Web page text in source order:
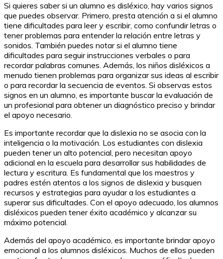
Si quieres saber si un alumno es disléxico, hay varios signos
que puedes observar. Primero, presta atención a si el alumno
tiene dificultades para leer y escribir, como confundir letras o
tener problemas para entender la relación entre letras y
sonidos. También puedes notar si el alumno tiene
dificultades para seguir instrucciones verbales o para
recordar palabras comunes. Además, los niños disléxicos a
menudo tienen problemas para organizar sus ideas al escribir
o para recordar la secuencia de eventos. Si observas estos
signos en un alumno, es importante buscar la evaluación de
un profesional para obtener un diagnóstico preciso y brindar
el apoyo necesario.
Es importante recordar que la dislexia no se asocia con la
inteligencia o la motivación. Los estudiantes con dislexia
pueden tener un alto potencial, pero necesitan apoyo
adicional en la escuela para desarrollar sus habilidades de
lectura y escritura. Es fundamental que los maestros y
padres estén atentos a los signos de dislexia y busquen
recursos y estrategias para ayudar a los estudiantes a
superar sus dificultades. Con el apoyo adecuado, los alumnos
disléxicos pueden tener éxito académico y alcanzar su
máximo potencial.
Además del apoyo académico, es importante brindar apoyo
emocional a los alumnos disléxicos. Muchos de ellos pueden